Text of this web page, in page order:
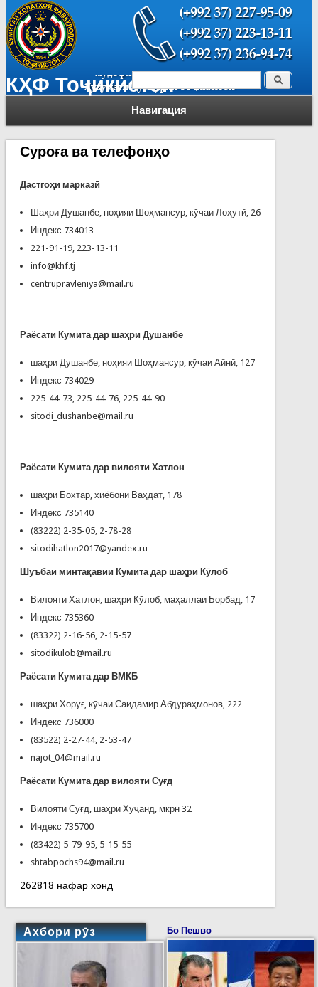
КҲФ Тоҷикистон
Навигация
Форма поиска Поиск
Суроға ва телефонҳо
Дастгоҳи марказӣ
Шаҳри Душанбе, ноҳияи Шоҳмансур, кӯчаи Лоҳутӣ, 26
Индекс 734013
221-91-19, 223-13-11
info@khf.tj
centrupravleniya@mail.ru
Раёсати Кумита дар шаҳри Душанбе
шаҳри Душанбе, ноҳияи Шоҳмансур, кӯчаи Айнӣ, 127
Индекс 734029
225-44-73, 225-44-76, 225-44-90
sitodi_dushanbe@mail.ru
Раёсати Кумита дар вилояти Хатлон
шаҳри Бохтар, хиёбони Ваҳдат, 178
Индекс 735140
(83222) 2-35-05, 2-78-28
sitodihatlon2017@yandex.ru
Шуъбаи минтақавии Кумита дар шаҳри Кӯлоб
Вилояти Хатлон, шаҳри Кӯлоб, маҳаллаи Борбад, 17
Индекс 735360
(83322) 2-16-56, 2-15-57
sitodikulob@mail.ru
Раёсати Кумита дар ВМКБ
шаҳри Хоруғ, кӯчаи Саидамир Абдураҳмонов, 222
Индекс 736000
(83522) 2-27-44, 2-53-47
najot_04@mail.ru
Раёсати Кумита дар вилояти Суғд
Вилояти Суғд, шаҳри Хуҷанд, мкрн 32
Индекс 735700
(83422) 5-79-95, 5-15-55
shtabpochs94@mail.ru
262818 нафар хонд
Ахбори рӯз Бо Пешво